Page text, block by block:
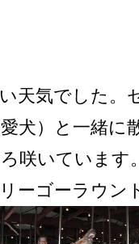
天気でした。
犬）と一緒に
咲いています。
ーゴーラウン